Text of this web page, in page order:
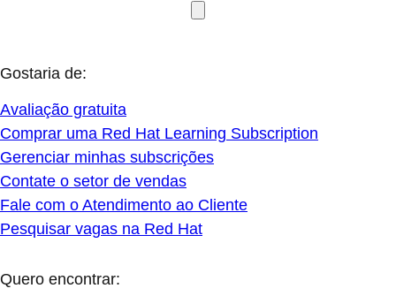
Gostaria de:
Avaliação gratuita
Comprar uma Red Hat Learning Subscription
Gerenciar minhas subscrições
Contate o setor de vendas
Fale com o Atendimento ao Cliente
Pesquisar vagas na Red Hat
Quero encontrar: